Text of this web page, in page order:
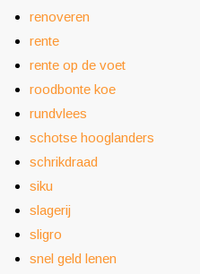
renoveren
rente
rente op de voet
roodbonte koe
rundvlees
schotse hooglanders
schrikdraad
siku
slagerij
sligro
snel geld lenen